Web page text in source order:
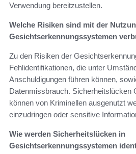
Verwendung bereitzustellen.
Welche Risiken sind mit der
Gesichtserkennungssystemen
Zu den Risiken der
Fehlidentifikationen, die unter
Anschuldigungen führen können,
Datenmissbrauch. Sicherheitslücken
können von Kriminellen ausgenutzt
einzudringen oder sensitive
Wie werden Sicherheitslücken in
Gesichtserkennungssystemen